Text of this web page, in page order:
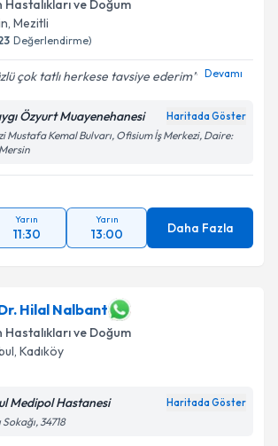
Hastalıkları ve Doğum
, Mezitli
Değerlendirme)
çok tatlı herkese tavsiye ederim Devamı
Özyurt Muayenehanesi Haritada Göster
Mustafa Kemal Bulvarı, Ofisium İş Merkezi, Daire:
Yarın
11:30
Yarın
13:00 Daha Fazla
Hilal Nalbant
Hastalıkları ve Doğum
, Kadıköy
Medipol Hastanesi Haritada Göster
34718